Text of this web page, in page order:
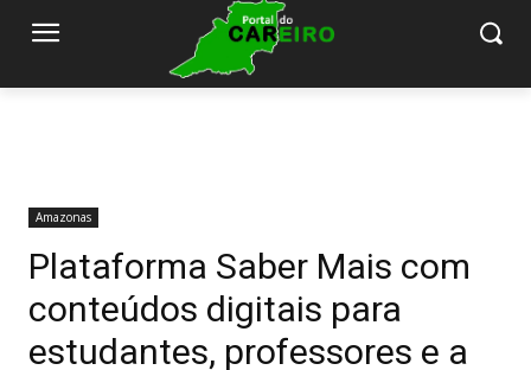
Amazonas
Plataforma Saber Mais com
conteúdos digitais para
estudantes, professores e a